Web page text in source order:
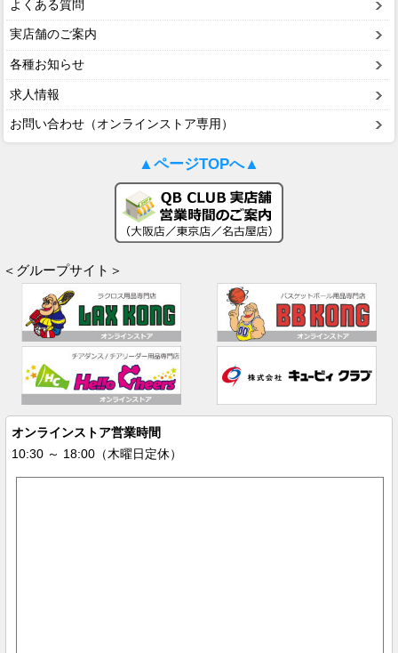
よくある質問
実店舗のご案内
各種お知らせ
求人情報
お問い合わせ（オンラインストア専用）
▲ページTOPへ▲
＜グループサイト＞
オンラインストア営業時間
10:30 ～ 18:00（木曜日定休）